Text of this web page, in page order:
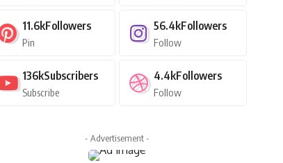
11.6kFollowers
Pin
56.4kFollowers
Follow
136kSubscribers
Subscribe
4.4kFollowers
Follow
- Advertisement -